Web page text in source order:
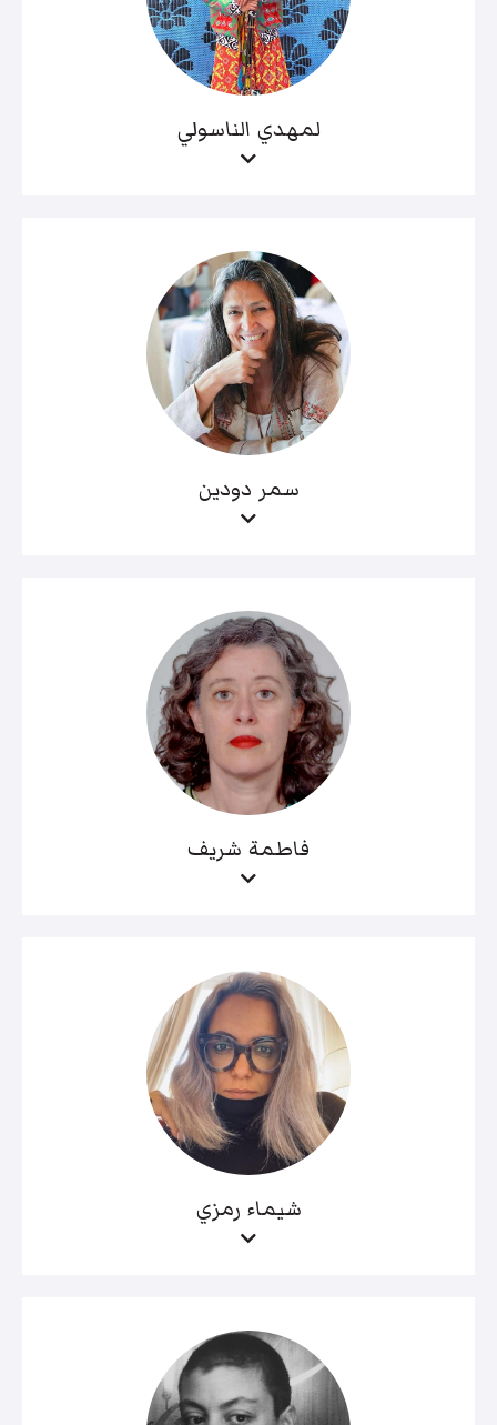
لمهدي الناسولي
سمر دودين
فاطمة شريف
شيماء رمزي